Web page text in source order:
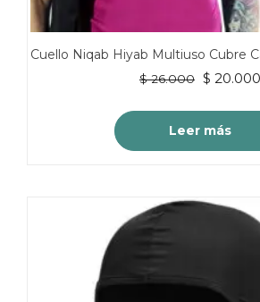
Cuello Niqab Hiyab Multiuso Cubre
$26.000 El
original
era:
$
$ 20.000
Leer más